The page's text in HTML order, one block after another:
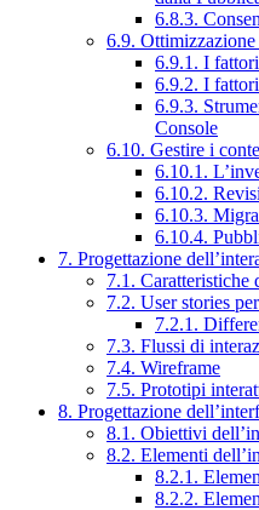
6.8.3.
6.9.
6.9.1. I fattori
6.9.2. I fattori
6.9.3.
Console
6.10. Gestire i
6.10.1.
6.10.2.
6.10.3.
6.10.4.
7. Progettazione
7.1. Caratteristiche
7.2. User stories
7.2.1.
7.3. Flussi di
7.4. Wireframe
7.5. Prototipi
8. Progettazione
8.1. Obiettivi
8.2. Elementi
8.2.1.
8.2.2.